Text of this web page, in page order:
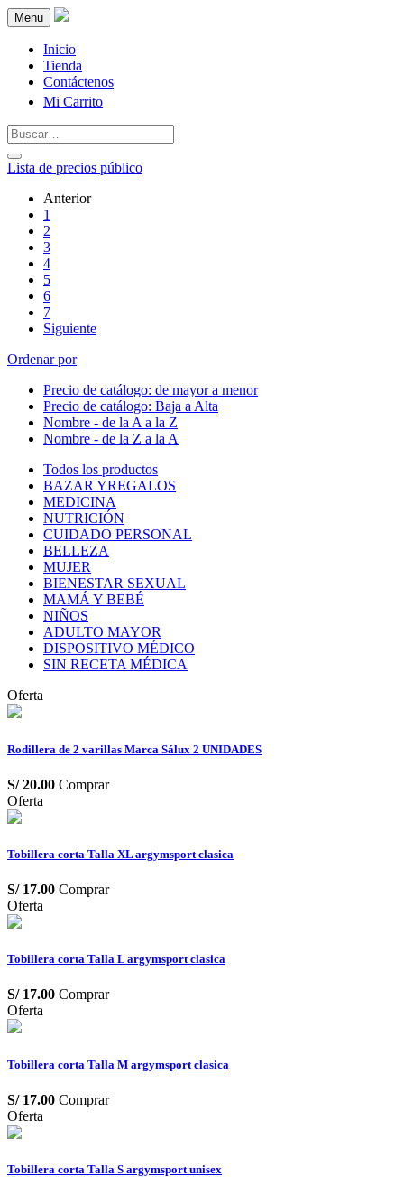
Menu
Inicio
Tienda
Contáctenos
Mi Carrito
Lista de precios público
Anterior
1
2
3
4
5
6
7
Siguiente
Ordenar por
Precio de catálogo: de mayor a menor
Precio de catálogo: Baja a Alta
Nombre - de la A a la Z
Nombre - de la Z a la A
Todos los productos
BAZAR YREGALOS
MEDICINA
NUTRICIÓN
CUIDADO PERSONAL
BELLEZA
MUJER
BIENESTAR SEXUAL
MAMÁ Y BEBÉ
NIÑOS
ADULTO MAYOR
DISPOSITIVO MÉDICO
SIN RECETA MÉDICA
Oferta
Rodillera de 2 varillas Marca Sálux 2 UNIDADES
S/20.00 Comprar
Oferta
Tobillera corta Talla XL argymsport clasica
S/ 17.00 Comprar
Oferta
Tobillera corta Talla L argymsport clasica
S/ 17.00 Comprar
Oferta
Tobillera corta Talla M argymsport clasica
S/ 17.00 Comprar
Oferta
Tobillera corta Talla S argymsport unisex